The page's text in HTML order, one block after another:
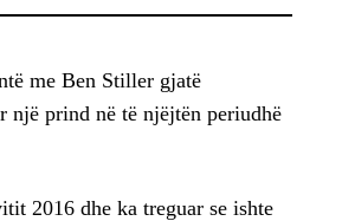
me Ben Stiller gjatë
prind në të njëjtën periudhë
2016 dhe ka treguar se ishte